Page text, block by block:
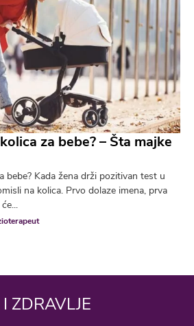
za bebe? – Šta majke
bebe? Kada žena drži pozitivan test u
na kolica. Prvo dolaze imena, prva
ZDRAVLJE